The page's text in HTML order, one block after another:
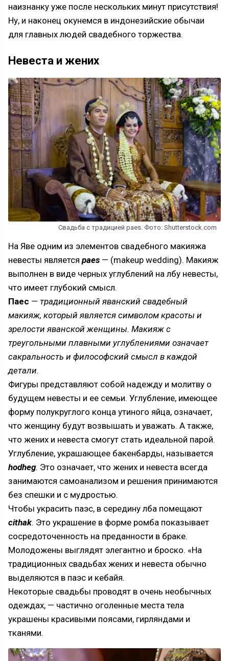
наизнанку уже после нескольких минут присутствия!
Ну, и наконец окунемся в индонезийские обычаи
для главных людей свадебного торжества.
Невеста и жених
Свадьба с традицией paes. Фото: Shutterstock.com
На Яве одним из элементов свадебного макияжа
невесты является paes — (makeup wedding). Макияж
выполнен в виде черных углублений на лбу невесты,
что имеет глубокий смысл.
Паес — традиционный яванский свадебный
макияж, который является символом красоты и
зрелости яванской женщины. Макияж с
треугольными плавными углублениями означает
сакральность и философский смысл в каждой
детали.
Фигуры представляют собой надежду и молитву о
будущем невесты и ее семьи. Углубление, имеющее
форму полукруглого конца утиного яйца, означает,
что женщину будут возвышать и уважать. А также,
что жених и невеста смогут стать идеальной парой.
Углубление, украшающее бакенбарды, называется
hodheg. Это означает, что жених и невеста всегда
занимаются самоанализом и решения принимаются
без спешки и с мудростью.
Чтобы украсить паэс, в середину лба помещают
cithak. Это украшение в форме ромба показывает
сосредоточенность на преданности в браке.
Молодожены выглядят элегантно и броско. «На
традиционных свадьбах жених и невеста обычно
выделяются в паэс и кебайя.
Некоторые свадьбы проводят в очень необычных
одеждах, — частично оголенные места тела
украшены красивыми поясами, гирляндами и
тканями.